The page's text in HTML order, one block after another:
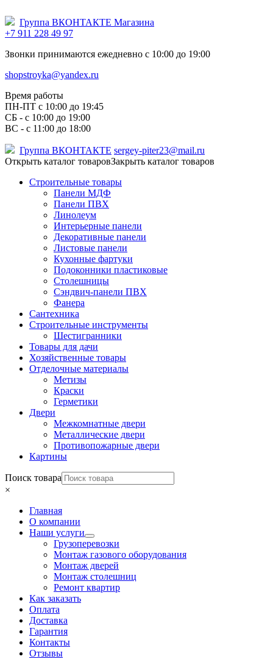
Группа ВКОНТАКТЕ Магазина
+7 911 228 49 97
Звонки принимаются ежедневно с 10:00 до 19:00
shopstroyka@yandex.ru
Время работы
ПН-ПТ c 10:00 до 19:45
СБ - с 10:00 до 19:00
ВС - с 11:00 до 18:00
Группа ВКОНТАКТЕ sergey-piter23@mail.ru
Открыть каталог товаровЗакрыть каталог товаров
Строительные товары
Панели МДФ
Панели ПВХ
Линолеум
Интерьерные панели
Декоративные панели
Листовые панели
Кухонные фартуки
Подоконники пластиковые
Столешницы
Сэндвич-панели ПВХ
Фанера
Сантехника
Строительные инструменты
Шестигранники
Товары для дачи
Хозяйственные товары
Отделочные материалы
Метизы
Краски
Герметики
Двери
Межкомнатные двери
Металлические двери
Противопожарные двери
Картины
Поиск товара
×
Главная
О компании
Наши услуги
Грузоперевозки
Монтаж газового оборудования
Монтаж дверей
Монтаж столешниц
Ремонт квартир
Как заказать
Оплата
Доставка
Гарантия
Контакты
Отзывы